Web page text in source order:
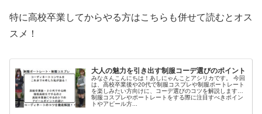
特に高校卒業してからやる方はこちらも併せて読むとオス
スメ！
大人の魅力を引き出す制服コーデ選びのポイント
みなさんこんにちは！あしにゃんことアシリカです。 今回
は、高校卒業後や20代で制服コスプレや制服ポートレート
を楽しみたい方向けに、コーデ選びのコツを解説します！
制服コスプレやポートレートをする際に注目すべきポイン
トやアピール方...